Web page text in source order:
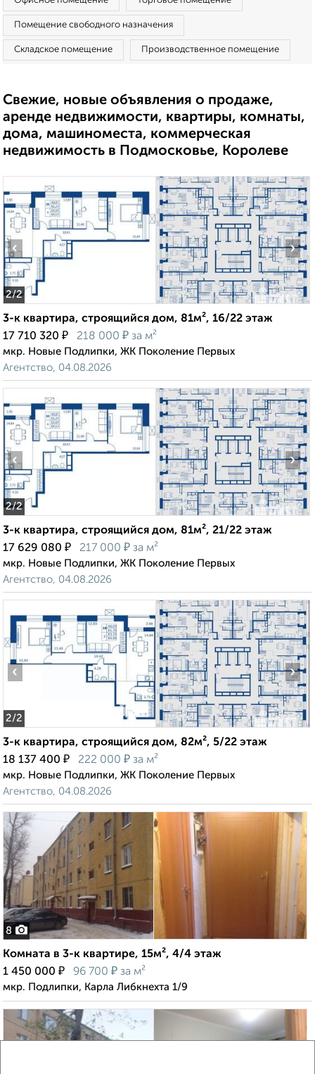
Помещение свободного назначения
Складское помещение Производственное помещение
Свежие, новые объявления о продаже,
аренде недвижимости, квартиры, комнаты,
дома, машиноместа, коммерческая
недвижимость в Подмосковье, Королеве
2/2
‹ ›
3-к квартира, строящийся дом, 81м², 16/22 этаж
17 710 320 ₽ 218 000 ₽ за м²
мкр. Новые Подлипки, ЖК Поколение Первых
Агентство, 04.08.2026
2/2
‹ ›
3-к квартира, строящийся дом, 81м², 21/22 этаж
17 629 080 ₽ 217 000 ₽ за м²
мкр. Новые Подлипки, ЖК Поколение Первых
Агентство, 04.08.2026
2/2
‹ ›
3-к квартира, строящийся дом, 82м², 5/22 этаж
18 137 400 ₽ 222 000 ₽ за м²
мкр. Новые Подлипки, ЖК Поколение Первых
Агентство, 04.08.2026
8
Комната в 3-к квартире, 15м², 4/4 этаж
1 450 000 ₽ 96 700 ₽ за м²
мкр. Подлипки, Карла Либкнехта 1/9